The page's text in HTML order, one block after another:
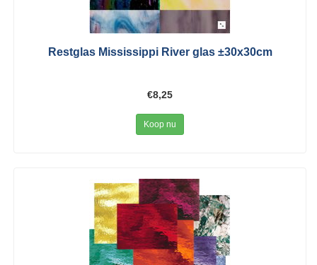
Restglas Mississippi River glas ±30x30cm
€8,25
Koop nu